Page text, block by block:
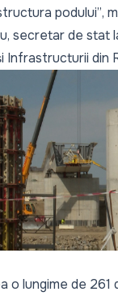
podului”,
secretar de stat
Infrastructurii din
o lungime de 261